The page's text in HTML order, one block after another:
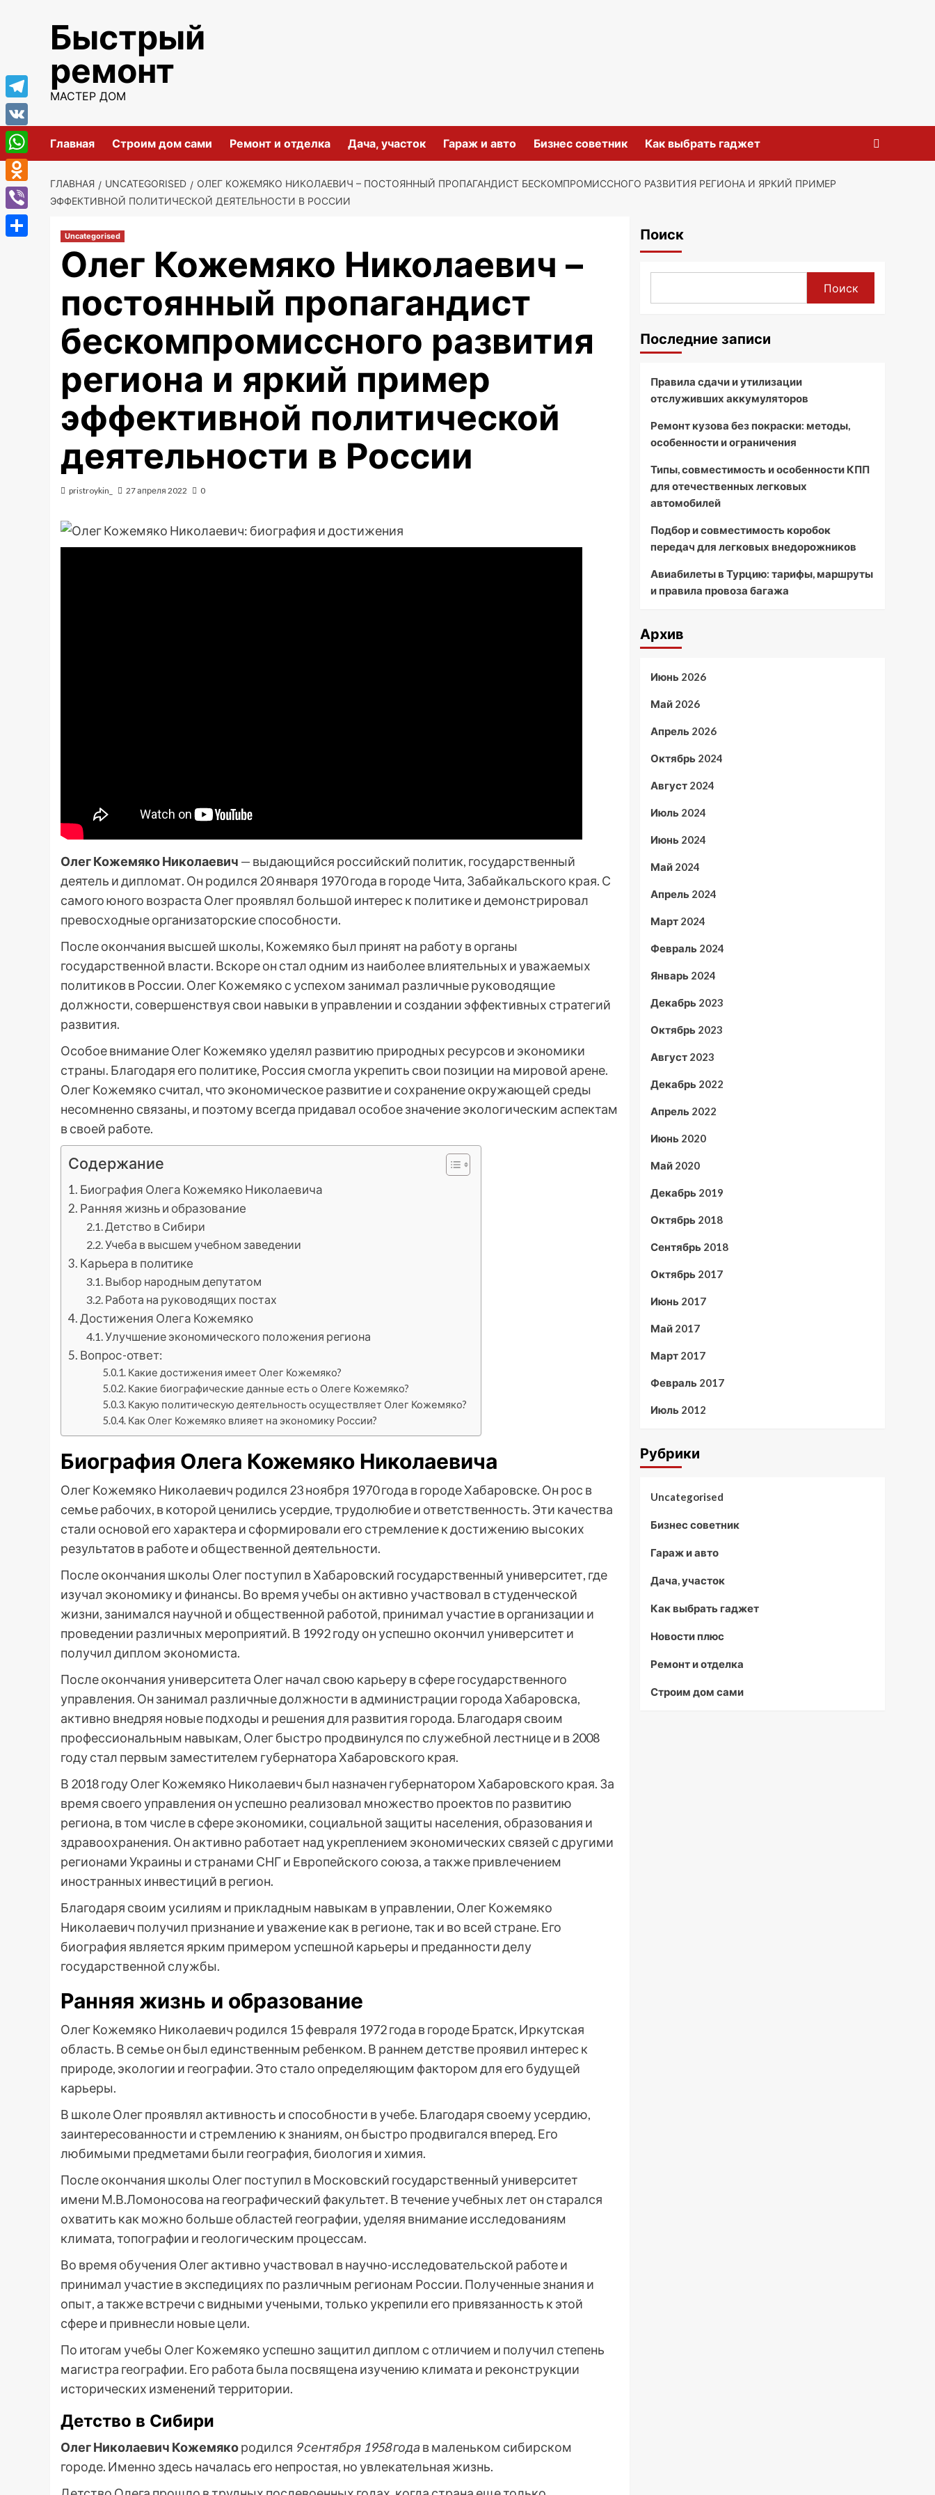
содержимомуБыстрый
ремонт
МАСТЕР ДОМ
Главная Строим дом сами Ремонт и отделка Дача, участок Гараж и авто Бизнес советник Как выбрать гаджет
ГЛАВНАЯ UNCATEGORISED
ОЛЕГ КОЖЕМЯКО НИКОЛАЕВИЧ – ПОСТОЯННЫЙ ПРОПАГАНДИСТ БЕСКОМПРОМИССНОГО РАЗВИТИЯ РЕГИОНА И ЯРКИЙ ПРИМЕР
ЭФФЕКТИВНОЙ ПОЛИТИЧЕСКОЙ ДЕЯТЕЛЬНОСТИ В РОССИИ
Uncategorised
Олег Кожемяко Николаевич –
постоянный пропагандист
бескомпромиссного развития
региона и яркий пример
эффективной политической
деятельности в России
pristroykin_ 27 апреля 2022 0
Олег Кожемяко Николаевич — выдающийся российский политик, государственный
деятель и дипломат. Он родился 20 января 1970 года в городе Чита, Забайкальского края. С
самого юного возраста Олег проявлял большой интерес к политике и демонстрировал
превосходные организаторские способности.
После окончания высшей школы, Кожемяко был принят на работу в органы
государственной власти. Вскоре он стал одним из наиболее влиятельных и уважаемых
политиков в России. Олег Кожемяко с успехом занимал различные руководящие
должности, совершенствуя свои навыки в управлении и создании эффективных стратегий
развития.
Особое внимание Олег Кожемяко уделял развитию природных ресурсов и экономики
страны. Благодаря его политике, Россия смогла укрепить свои позиции на мировой арене.
Олег Кожемяко считал, что экономическое развитие и сохранение окружающей среды
несомненно связаны, и поэтому всегда придавал особое значение экологическим аспектам
в своей работе.
Содержание
Биография Олега Кожемяко Николаевича
Ранняя жизнь и образование
Детство в Сибири
Учеба в высшем учебном заведении
Карьера в политике
Выбор народным депутатом
Работа на руководящих постах
Достижения Олега Кожемяко
Улучшение экономического положения региона
Вопрос-ответ:
Какие достижения имеет Олег Кожемяко?
Какие биографические данные есть о Олеге Кожемяко?
Какую политическую деятельность осуществляет Олег Кожемяко?
Как Олег Кожемяко влияет на экономику России?
Биография Олега Кожемяко Николаевича
Олег Кожемяко Николаевич родился 23 ноября 1970 года в городе Хабаровске. Он рос в
семье рабочих, в которой ценились усердие, трудолюбие и ответственность. Эти качества
стали основой его характера и сформировали его стремление к достижению высоких
результатов в работе и общественной деятельности.
После окончания школы Олег поступил в Хабаровский государственный университет, где
изучал экономику и финансы. Во время учебы он активно участвовал в студенческой
жизни, занимался научной и общественной работой, принимал участие в организации и
проведении различных мероприятий. В 1992 году он успешно окончил университет и
получил диплом экономиста.
После окончания университета Олег начал свою карьеру в сфере государственного
управления. Он занимал различные должности в администрации города Хабаровска,
активно внедряя новые подходы и решения для развития города. Благодаря своим
профессиональным навыкам, Олег быстро продвинулся по служебной лестнице и в 2008
году стал первым заместителем губернатора Хабаровского края.
В 2018 году Олег Кожемяко Николаевич был назначен губернатором Хабаровского края. За
время своего управления он успешно реализовал множество проектов по развитию
региона, в том числе в сфере экономики, социальной защиты населения, образования и
здравоохранения. Он активно работает над укреплением экономических связей с другими
регионами Украины и странами СНГ и Европейского союза, а также привлечением
иностранных инвестиций в регион.
Благодаря своим усилиям и прикладным навыкам в управлении, Олег Кожемяко
Николаевич получил признание и уважение как в регионе, так и во всей стране. Его
биография является ярким примером успешной карьеры и преданности делу
государственной службы.
Ранняя жизнь и образование
Олег Кожемяко Николаевич родился 15 февраля 1972 года в городе Братск, Иркутская
область. В семье он был единственным ребенком. В раннем детстве проявил интерес к
природе, экологии и географии. Это стало определяющим фактором для его будущей
карьеры.
В школе Олег проявлял активность и способности в учебе. Благодаря своему усердию,
заинтересованности и стремлению к знаниям, он быстро продвигался вперед. Его
любимыми предметами были география, биология и химия.
После окончания школы Олег поступил в Московский государственный университет
имени М.В.Ломоносова на географический факультет. В течение учебных лет он старался
охватить как можно больше областей географии, уделяя внимание исследованиям
климата, топографии и геологическим процессам.
Во время обучения Олег активно участвовал в научно-исследовательской работе и
принимал участие в экспедициях по различным регионам России. Полученные знания и
опыт, а также встречи с видными учеными, только укрепили его привязанность к этой
сфере и привнесли новые цели.
По итогам учебы Олег Кожемяко успешно защитил диплом с отличием и получил степень
магистра географии. Его работа была посвящена изучению климата и реконструкции
исторических изменений территории.
Детство в Сибири
Олег Николаевич Кожемякородился 9 сентября 1958 года в маленьком сибирском
городе. Именно здесь началась его непростая, но увлекательная жизнь.
Поиск
Поиск
Последние записи
Правила сдачи и утилизации
отслуживших аккумуляторов
Ремонт кузова без покраски: методы,
особенности и ограничения
Типы, совместимость и особенности КПП
для отечественных легковых
автомобилей
Подбор и совместимость коробок
передач для легковых внедорожников
Авиабилеты в Турцию: тарифы, маршруты
и правила провоза багажа
Архив
Июнь 2026
Май 2026
Апрель 2026
Октябрь 2024
Август 2024
Июль 2024
Июнь 2024
Май 2024
Апрель 2024
Март 2024
Февраль 2024
Январь 2024
Декабрь 2023
Октябрь 2023
Август 2023
Декабрь 2022
Апрель 2022
Июнь 2020
Май 2020
Декабрь 2019
Октябрь 2018
Сентябрь 2018
Октябрь 2017
Июнь 2017
Май 2017
Март 2017
Февраль 2017
Июль 2012
Рубрики
Uncategorised
Бизнес советник
Гараж и авто
Дача, участок
Как выбрать гаджет
Новости плюс
Ремонт и отделка
Строим дом сами
Telegram
VK
WhatsApp
Odnoklassniki
Viber